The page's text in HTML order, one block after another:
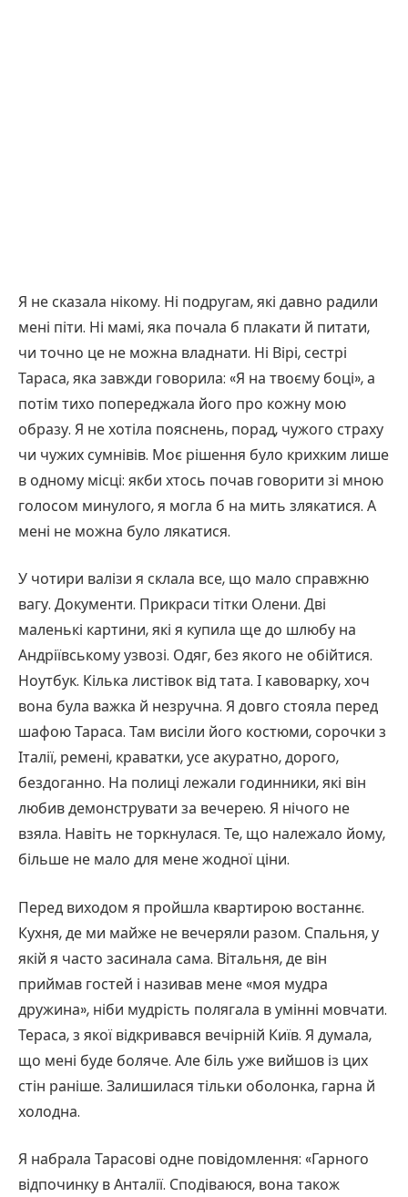
Я не сказала нікому. Ні подругам, які давно радили
мені піти. Ні мамі, яка почала б плакати й питати,
чи точно це не можна владнати. Ні Вірі, сестрі
Тараса, яка завжди говорила: «Я на твоєму боці», а
потім тихо попереджала його про кожну мою
образу. Я не хотіла пояснень, порад, чужого страху
чи чужих сумнівів. Моє рішення було крихким лише
в одному місці: якби хтось почав говорити зі мною
голосом минулого, я могла б на мить злякатися. А
мені не можна було лякатися.
У чотири валізи я склала все, що мало справжню
вагу. Документи. Прикраси тітки Олени. Дві
маленькі картини, які я купила ще до шлюбу на
Андріївському узвозі. Одяг, без якого не обійтися.
Ноутбук. Кілька листівок від тата. І кавоварку, хоч
вона була важка й незручна. Я довго стояла перед
шафою Тараса. Там висіли його костюми, сорочки з
Італії, ремені, краватки, усе акуратно, дорого,
бездоганно. На полиці лежали годинники, які він
любив демонструвати за вечерею. Я нічого не
взяла. Навіть не торкнулася. Те, що належало йому,
більше не мало для мене жодної ціни.
Перед виходом я пройшла квартирою востаннє.
Кухня, де ми майже не вечеряли разом. Спальня, у
якій я часто засинала сама. Вітальня, де він
приймав гостей і називав мене «моя мудра
дружина», ніби мудрість полягала в умінні мовчати.
Тераса, з якої відкривався вечірній Київ. Я думала,
що мені буде боляче. Але біль уже вийшов із цих
стін раніше. Залишилася тільки оболонка, гарна й
холодна.
Я набрала Тарасові одне повідомлення: «Гарного
відпочинку в Анталії. Сподіваюся, вона також